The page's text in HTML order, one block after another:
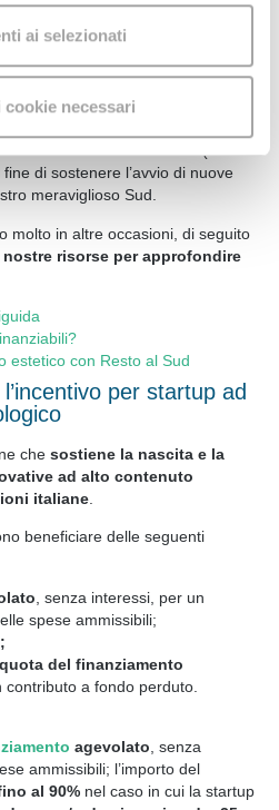
il nostro traffico
inoltre
di fiduciasul modo in cui
i quali potrebbero
che l'utente ha fornito
suo utilizzo dei loro servizi.
ai selezionati
cookie necessari
50% di contributo a fondo
bancario garantito dal
di sostenere l’avvio di nuove
meraviglioso Sud.
molto in altre occasioni, di seguito
risorse per approfondire
estetico con Resto al Sud
per startup ad
che sostiene la nascita e la
ad alto contenuto
italiane
beneficiare delle seguenti
, senza interessi, per un
spese ammissibili;
del finanziamento
contributo a fondo perduto.
agevolato , senza
ammissibili; l’importo del
al 90% nel caso in cui la startup